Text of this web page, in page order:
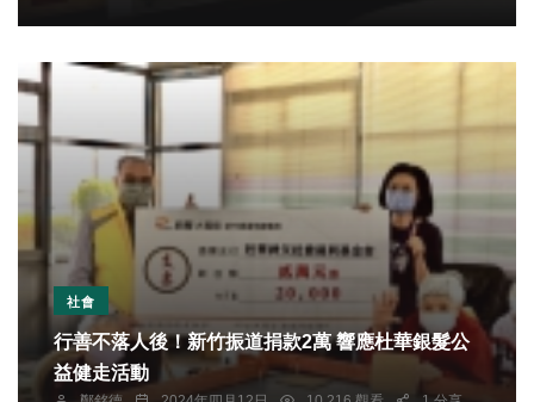
社會
行善不落人後！新竹振道捐款2萬 響應杜華銀髮公
益健走活動